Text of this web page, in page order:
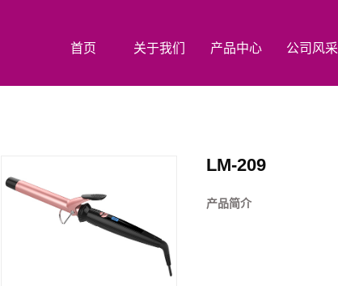
首页 关于我们 产品中心 公司风采
LM-209
产品简介